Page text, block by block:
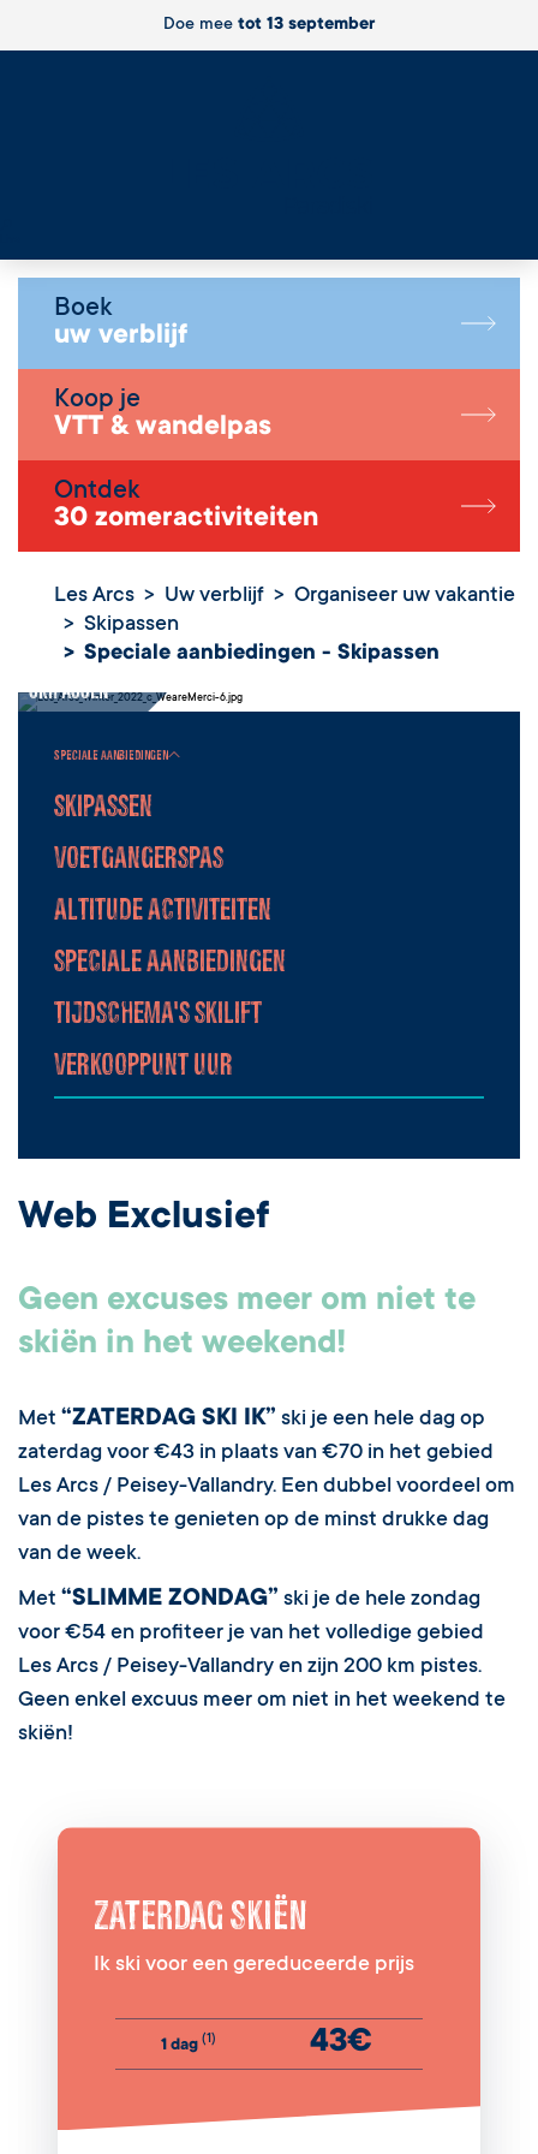
Doe mee tot 13 september
Boek
uw verblijf
Koop je
VTT & wandelpas
Ontdek
30 zomeractiviteiten
Les Arcs Uw verblijf
Organiseer uw vakantie
Skipassen
Speciale aanbiedingen - Skipassen
Speciale
aanbiedingen -
Skipassen
Speciale aanbiedingen
Skipassen
Voetgangerspas
Altitude Activiteiten
Speciale aanbiedingen
Tijdschema's skilift
Verkooppunt uur
Web Exclusief
Geen excuses meer om niet te
skiën in het weekend!
Met “ZATERDAG SKI IK” ski je een hele dag op
zaterdag voor €43 in plaats van €70 in het gebied
Les Arcs / Peisey-Vallandry. Een dubbel voordeel om
van de pistes te genieten op de minst drukke dag
van de week.
Met “SLIMME ZONDAG” ski je de hele zondag
voor €54 en profiteer je van het volledige gebied
Les Arcs / Peisey-Vallandry en zijn 200 km pistes.
Geen enkel excuus meer om niet in het weekend te
skiën!
ZATERDAG SKIËN
Ik ski voor een gereduceerde prijs
1 dag(1) 43€